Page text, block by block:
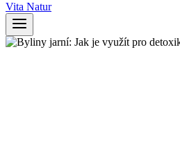
Vita Natur